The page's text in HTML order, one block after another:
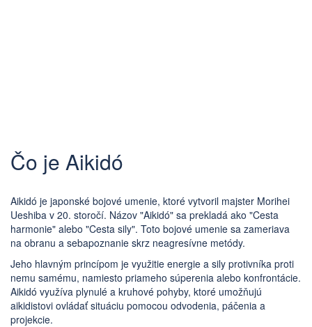
Čo je Aikidó
Aikidó je japonské bojové umenie, ktoré vytvoril majster Morihei
Ueshiba v 20. storočí. Názov "Aikidó" sa prekladá ako "Cesta
harmonie" alebo "Cesta sily". Toto bojové umenie sa zameriava
na obranu a sebapoznanie skrz neagresívne metódy.
Jeho hlavným princípom je využitie energie a sily protivníka proti
nemu samému, namiesto priameho súperenia alebo konfrontácie.
Aikidó využíva plynulé a kruhové pohyby, ktoré umožňujú
aikidistovi ovládať situáciu pomocou odvodenia, páčenia a
projekcie.